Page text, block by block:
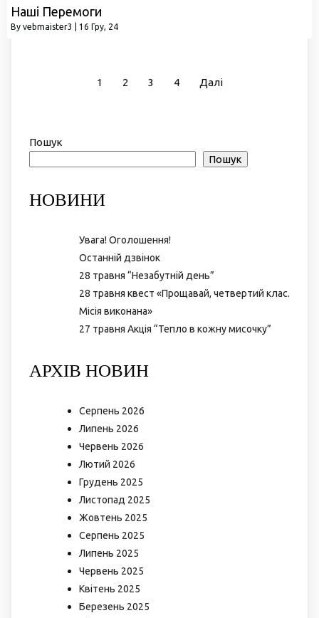
Наші Перемоги
By vebmaister3 16 Гру, 24
1 2 3 4 Далі
Пошук
Пошук
НОВИНИ
Увага! Оголошення!
Останній дзвінок
28 травня “Незабутній день”
28 травня квест «Прощавай, четвертий клас.
Місія виконана»
27 травня Акція “Тепло в кожну мисочку”
АРХІВ НОВИН
Серпень 2026
Липень 2026
Червень 2026
Лютий 2026
Грудень 2025
Листопад 2025
Жовтень 2025
Серпень 2025
Липень 2025
Червень 2025
Квітень 2025
Березень 2025